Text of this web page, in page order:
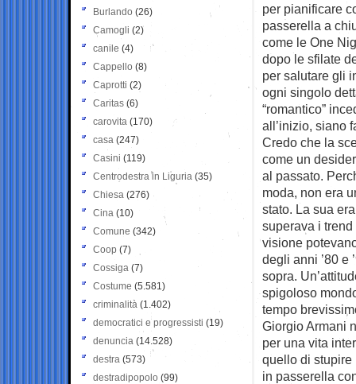
per pianificare
passerella a
come le One
dopo le sfilate
per salutare gli
ogni singolo
“romantico”
all’inizio, siano
Credo che la
come un
al passato.
moda, non era
stato. La sua
superava i
visione
degli anni ’80 e
sopra.
spigoloso
tempo
Giorgio Armani
per una vita
quello di stupire
in passerella
Burlando (26)
Camogli (2)
canile (4)
Cappello (8)
Caprotti (2)
Caritas (6)
carovita (170)
casa (247)
Casini (119)
Centrodestra in Liguria (35)
Chiesa (276)
Cina (10)
Comune (342)
Coop (7)
Cossiga (7)
Costume (5.581)
criminalità (1.402)
democratici e progressisti (19)
denuncia (14.528)
destra (573)
destradipopolo (99)